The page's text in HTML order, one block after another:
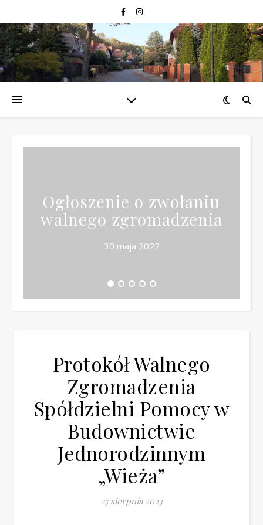
Ogłoszenie o zwołaniu
walnego zgromadzenia
30 maja 2022
Protokół Walnego
Zgromadzenia
Spółdzielni Pomocy w
Budownictwie
Jednorodzinnym
„Wieża”
25 sierpnia 2023